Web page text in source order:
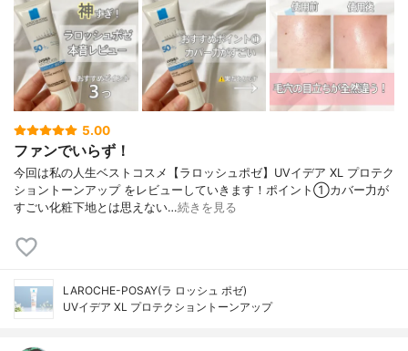
5.00
ファンでいらず！
今回は私の人生ベストコスメ【ラロッシュポゼ】UVイデア XL プロテク
ショントーンアップ をレビューしていきます！ポイント①カバー力が
すごい化粧下地とは思えない…続きを見る
LAROCHE-POSAY(ラ ロッシュ ポゼ)
UVイデア XL プロテクショントーンアップ